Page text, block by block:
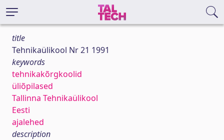
title
Tehnikaülikool Nr 21 1991
keywords
tehnikakõrgkoolid
üliõpilased
Tallinna Tehnikaülikool
Eesti
ajalehed
description